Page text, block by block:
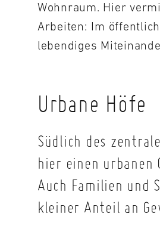
Wohnraum. Hier
Arbeiten: Im
lebendiges
Urbane Höfe
Südlich des
hier einen
Auch Familien und
kleiner Anteil an